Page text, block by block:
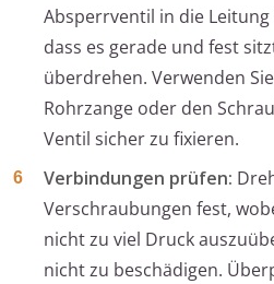
Absperrventil in die
dass es gerade und fest
überdrehen. Verwenden
Rohrzange oder den
Ventil sicher zu fixieren.
Verbindungen prüfen:
Verschraubungen fest,
nicht zu viel Druck
nicht zu beschädigen.